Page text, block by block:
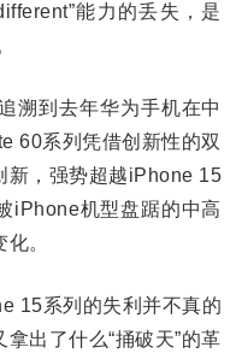
能力的丢失，是
到去年华为手机在中
60系列凭借创新性的双
新，强势超越iPhone 15
iPhone机型盘踞的中高
。
系列的失利并不真的
出了什么“捅破天”的革